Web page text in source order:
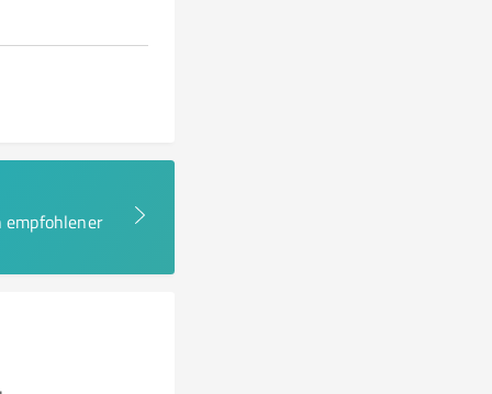
empfohlener